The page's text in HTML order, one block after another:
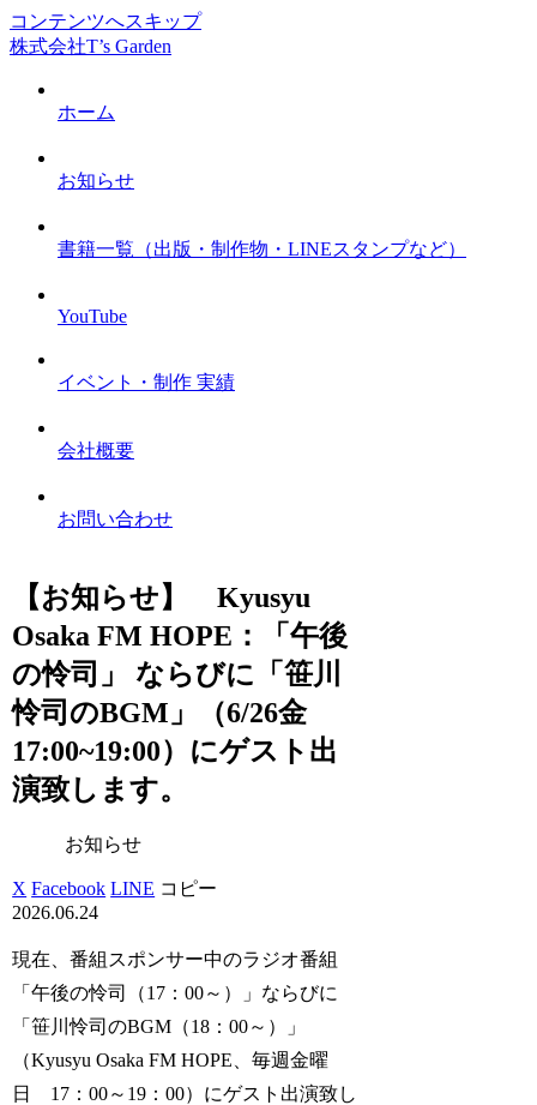
コンテンツへスキップ
株式会社T’s Garden
ホーム
お知らせ
書籍一覧（出版・制作物・LINEスタンプなど）
YouTube
イベント・制作 実績
会社概要
お問い合わせ
【お知らせ】 Kyusyu
Osaka FM HOPE：「午後
の怜司」 ならびに「笹川
怜司のBGM」（6/26金
17:00~19:00）にゲスト出
演致します。
お知らせ
X Facebook LINE コピー
2026.06.24
現在、番組スポンサー中のラジオ番組
「午後の怜司（17：00～）」ならびに
「笹川怜司のBGM（18：00～）」
（Kyusyu Osaka FM HOPE、毎週金曜
日 17：00～19：00）にゲスト出演致し